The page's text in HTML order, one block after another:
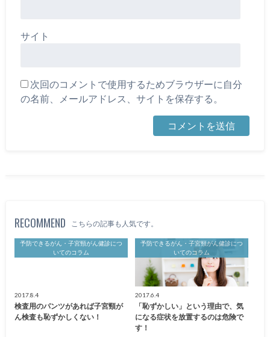
サイト
次回のコメントで使用するためブラウザーに自分
の名前、メールアドレス、サイトを保存する。
RECOMMEND こちらの記事も人気です。
予防できるがん・子宮頸がん健診につ
いてのコラム
2017.8.4
検査用のパンツがあれば子宮頸が
ん検査も恥ずかしくない！
予防できるがん・子宮頸がん健診につ
いてのコラム
2017.6.4
「恥ずかしい」という理由で、気
になる症状を放置するのは危険で
す！